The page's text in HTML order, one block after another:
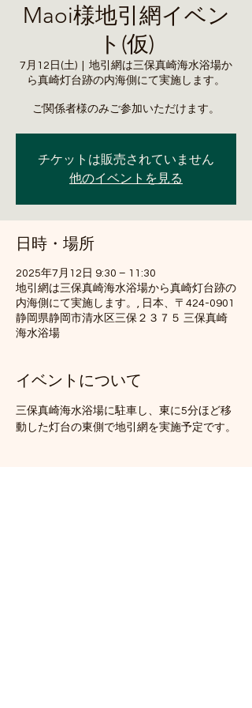
Maoi様地引網イベン
ト(仮)
7月12日(土)
地引網は三保真崎海水浴場か
ら真崎灯台跡の内海側にて実施します。
ご関係者様のみご参加いただけます。
チケットは販売されていません
他のイベントを見る
日時・場所
2025年7月12日 9:30 – 11:30
地引網は三保真崎海水浴場から真崎灯台跡の
内海側にて実施します。, 日本、〒424-0901
静岡県静岡市清水区三保２３７５ 三保真崎
海水浴場
イベントについて
三保真崎海水浴場に駐車し、東に5分ほど移
動した灯台の東側で地引網を実施予定です。